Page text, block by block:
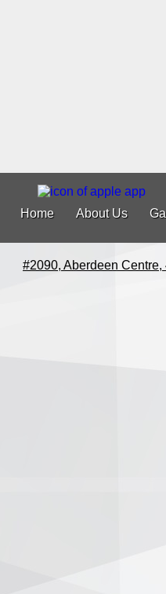
Home About Us
#2090, Aberdeen